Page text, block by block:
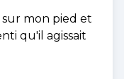
mon pied et
qu'il agissait